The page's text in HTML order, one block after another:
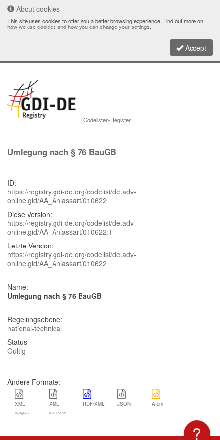
About cookies
This site uses cookies to offer you a better browsing experience. Find out more on
how we use cookies and how you can change your settings.
Accept
Codelisten-Register
Umlegung nach § 76 BauGB
ID:
https://registry.gdi-de.org/codelist/de.adv-
online.gid/AA_Anlassart/010622
Diese Version:
https://registry.gdi-de.org/codelist/de.adv-
online.gid/AA_Anlassart/010622:1
Letzte Version:
https://registry.gdi-de.org/codelist/de.adv-
online.gid/AA_Anlassart/010622
Name:
Umlegung nach § 76 BauGB
Regelungsebene:
national-technical
Status:
Gültig
Andere Formate:
XML
Re3gistry
XML
ISO 19135
RDF/XML JSON Atom
?